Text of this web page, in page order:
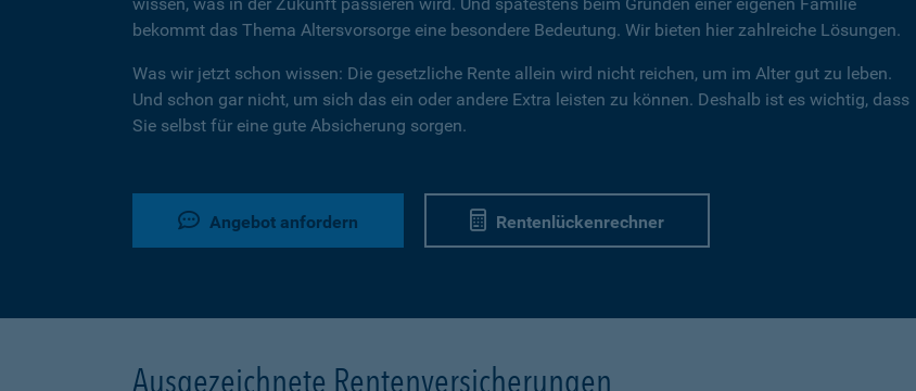
bekommt das Thema Altersvorsorge eine besondere Bedeutung. Wir bieten hier zahlreiche Lösungen.
Was wir jetzt schon wissen: Die gesetzliche Rente allein wird nicht reichen, um im Alter gut zu leben.
Und schon gar nicht, um sich das ein oder andere Extra leisten zu können. Deshalb ist es wichtig, dass
Sie selbst für eine gute Absicherung sorgen.
Angebot anfordern Rentenlückenrechner
Ausgezeichnete Rentenversicherungen